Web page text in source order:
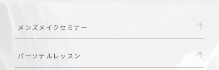
メンズメイクセミナー
パーソナルレッスン